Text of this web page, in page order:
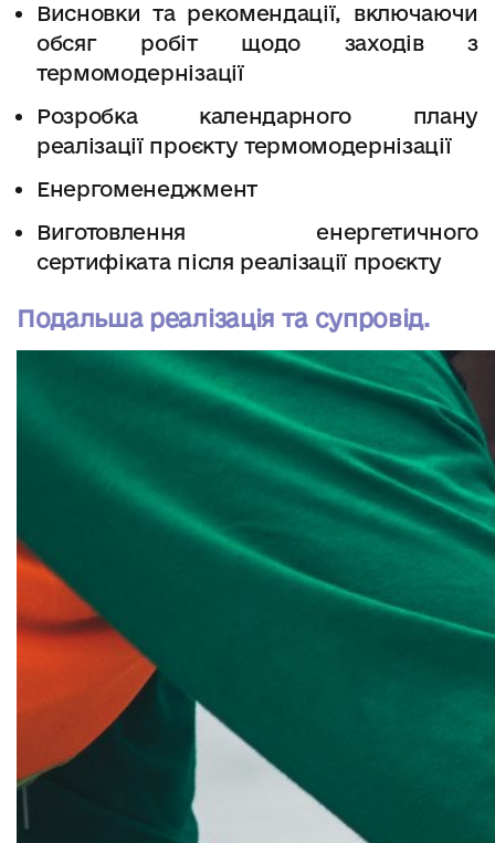
Висновки та рекомендації, включаючи
обсяг робіт щодо заходів з
термомодернізації
Розробка календарного плану
реалізації проєкту термомодернізації
Енергоменеджмент
Виготовлення енергетичного
сертифіката після реалізації проєкту
Подальша реалізація та супровід.